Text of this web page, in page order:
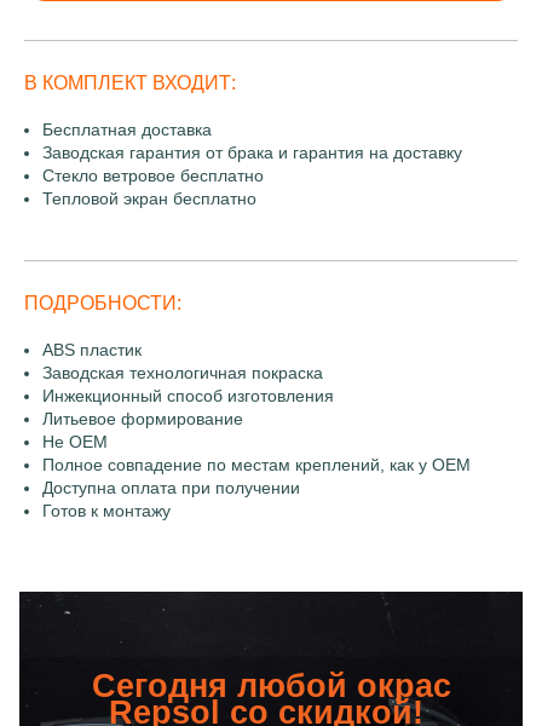
В КОМПЛЕКТ ВХОДИТ:
Бесплатная доставка
Заводская гарантия от брака и гарантия на доставку
Стекло ветровое бесплатно
Тепловой экран бесплатно
ПОДРОБНОСТИ:
ABS пластик
Заводская технологичная покраска
Инжекционный способ изготовления
Литьевое формирование
Не OEM
Полное совпадение по местам креплений, как у OEM
Доступна оплата при получении
Готов к монтажу
Сегодня любой окрас
Repsol со скидкой!